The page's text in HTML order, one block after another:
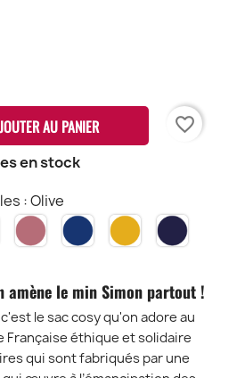
AU PANIER favorite_border
en stock
: Olive
Rose
Blush
Bleu
Électric
Safran Navy
amène le min Simon partout !
le sac cosy qu'on adore au
Française éthique et solidaire
qui sont fabriqués par une